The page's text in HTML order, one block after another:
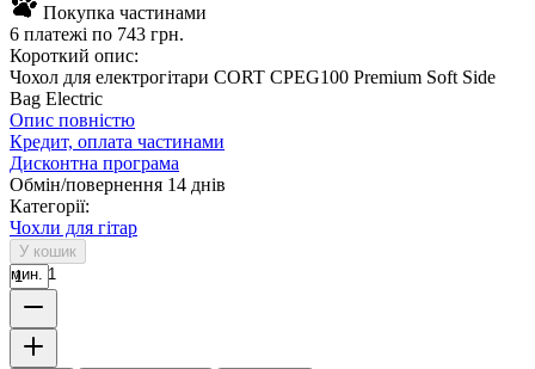
Покупка частинами
6 платежі по 743 грн.
Короткий опис:
Чохол для електрогітари CORT CPEG100 Premium Soft Side
Bag Electric
Опис повністю
Кредит, оплата частинами
Дисконтна програма
Обмін/повернення 14 днів
Категорії:
Чохли для гітар
У кошик
мин. 1